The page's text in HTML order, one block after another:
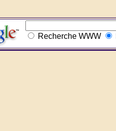
Recherche WWW